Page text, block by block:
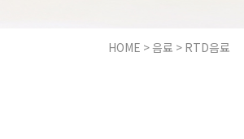
HOME >음료 > RTD음료